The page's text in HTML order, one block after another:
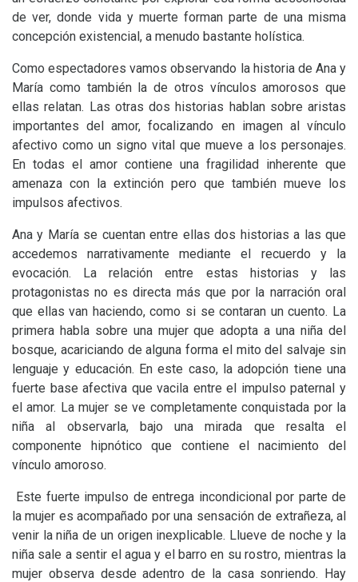
de ver, donde vida y muerte forman parte de una misma
concepción existencial, a menudo bastante holística.
Como espectadores vamos observando la historia de Ana y
María como también la de otros vínculos amorosos que
ellas relatan. Las otras dos historias hablan sobre aristas
importantes del amor, focalizando en imagen al vínculo
afectivo como un signo vital que mueve a los personajes.
En todas el amor contiene una fragilidad inherente que
amenaza con la extinción pero que también mueve los
impulsos afectivos.
Ana y María se cuentan entre ellas dos historias a las que
accedemos narrativamente mediante el recuerdo y la
evocación. La relación entre estas historias y las
protagonistas no es directa más que por la narración oral
que ellas van haciendo, como si se contaran un cuento. La
primera habla sobre una mujer que adopta a una niña del
bosque, acariciando de alguna forma el mito del salvaje sin
lenguaje y educación. En este caso, la adopción tiene una
fuerte base afectiva que vacila entre el impulso paternal y
el amor. La mujer se ve completamente conquistada por la
niña al observarla, bajo una mirada que resalta el
componente hipnótico que contiene el nacimiento del
vínculo amoroso.
Este fuerte impulso de entrega incondicional por parte de
la mujer es acompañado por una sensación de extrañeza, al
venir la niña de un origen inexplicable. Llueve de noche y la
niña sale a sentir el agua y el barro en su rostro, mientras la
mujer observa desde adentro de la casa sonriendo. Hay